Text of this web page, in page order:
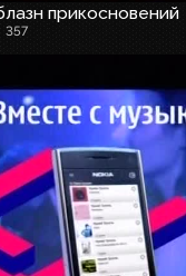
прикосновений
357